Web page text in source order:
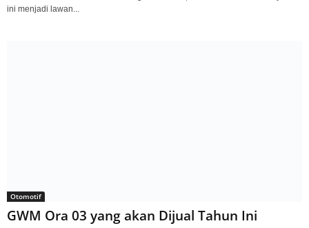
ini menjadi lawan...
Otomotif
GWM Ora 03 yang akan Dijual Tahun Ini